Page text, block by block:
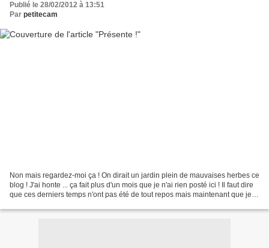
Publié le 28/02/2012 à 13:51
Par petitecam
Non mais regardez-moi ça ! On dirait un jardin plein de mauvaises herbes ce
blog ! J'ai honte ... ça fait plus d'un mois que je n'ai rien posté ici ! Il faut dire
que ces derniers temps n'ont pas été de tout repos mais maintenant que je